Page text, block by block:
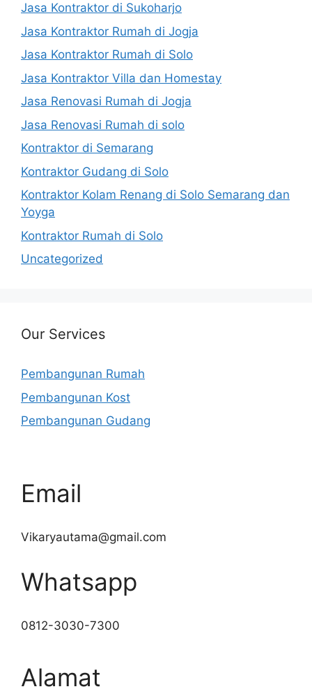
Jasa Kontraktor di Sukoharjo
Jasa Kontraktor Rumah di Jogja
Jasa Kontraktor Rumah di Solo
Jasa Kontraktor Villa dan Homestay
Jasa Renovasi Rumah di Jogja
Jasa Renovasi Rumah di solo
Kontraktor di Semarang
Kontraktor Gudang di Solo
Kontraktor Kolam Renang di Solo Semarang dan
Yoyga
Kontraktor Rumah di Solo
Uncategorized
Our Services
Pembangunan Rumah
Pembangunan Kost
Pembangunan Gudang
Email
Vikaryautama@gmail.com
Whatsapp
0812-3030-7300
Alamat